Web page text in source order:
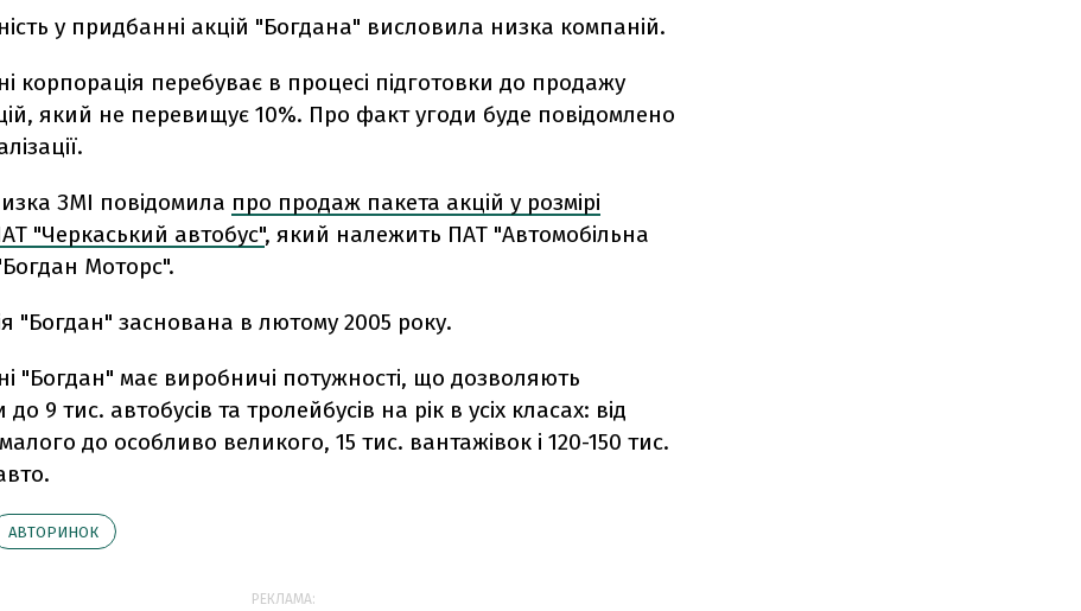
у придбанні акцій "Богдана" висловила низка компаній.
корпорація перебуває в процесі підготовки до продажу
який не перевищує 10%. Про факт угоди буде повідомлено
ЗМІ повідомила про продаж пакета акцій у розмірі
"Черкаський автобус", який належить ПАТ "Автомобільна
Моторс".
"Богдан" заснована в лютому 2005 року.
"Богдан" має виробничі потужності, що дозволяють
9 тис. автобусів та тролейбусів на рік в усіх класах: від
до особливо великого, 15 тис. вантажівок і 120-150 тис.
АВТОРИНОК
РЕКЛАМА: